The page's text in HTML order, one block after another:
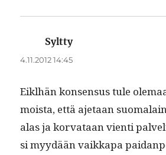
Sylttysanoo:
4.11.2012 14:45
Eikl­hän kon­sen­sus tule
moista, että aje­taan
alas ja kor­vataan vien­ti
si myy­dään vaikka­pa